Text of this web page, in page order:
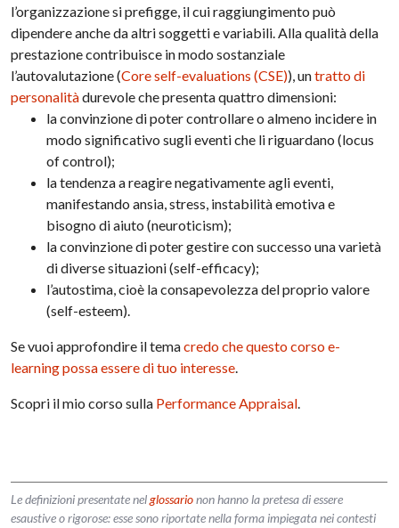
l’organizzazione si prefigge, il cui raggiungimento può
dipendere anche da altri soggetti e variabili. Alla qualità della
prestazione contribuisce in modo sostanziale
l’autovalutazione (Core self-evaluations (CSE)), untratto di
personalitàdurevole che presenta quattro dimensioni:
la convinzione di poter controllare o almeno incidere in
modo significativo sugli eventi che li riguardano (locus
of control);
la tendenza a reagire negativamente agli eventi,
manifestando ansia, stress, instabilità emotiva e
bisogno di aiuto (neuroticism);
la convinzione di poter gestire con successo una varietà
di diverse situazioni (self-efficacy);
l’autostima, cioè la consapevolezza del proprio valore
(self-esteem).
Se vuoi approfondire il temacredo che questo corso e-
learning possa essere di tuo interesse.
Scopri il mio corso sulla Performance Appraisal.
Le definizioni presentate nelglossarionon hanno la pretesa di essere
esaustive o rigorose: esse sono riportate nella forma impiegata nei contesti